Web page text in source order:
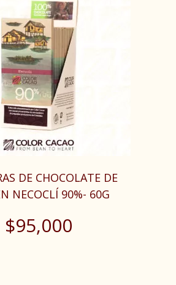
DE CHOCOLATE DE
NECOCLÍ 90%- 60G
$95,000